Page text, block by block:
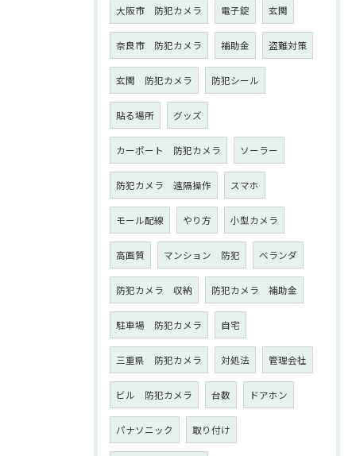
大阪市 防犯カメラ 電子錠 玄関
奈良市 防犯カメラ 補助金 盗難対策
玄関 防犯カメラ 防犯シール
貼る場所 グッズ
カーポート 防犯カメラ ソーラー
防犯カメラ 遠隔操作 スマホ
モール配線 やり方 小型カメラ
高画質 マンション 防犯 ベランダ
防犯カメラ 収納 防犯カメラ 補助金
駐車場 防犯カメラ 自宅
三重県 防犯カメラ 対処法 管理会社
ビル 防犯カメラ 台数 ドアホン
パナソニック 取り付け